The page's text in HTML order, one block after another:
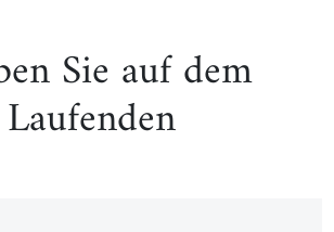
Sie auf dem
Laufenden